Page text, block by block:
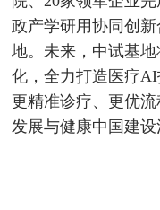
政产学研用协同创
地。未来，中试基
化，全力打造医疗AI
更精准诊疗、更优
发展与健康中国建设